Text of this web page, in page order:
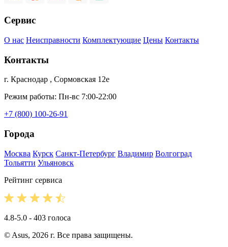
Сервис
О нас Неисправности Комплектующие Цены Контакты
Контакты
г. Краснодар , Сормовская 12е
Режим работы: Пн-вс 7:00-22:00
+7 (800) 100-26-91
Города
Москва Курск Санкт-Петербург Владимир Волгоград
Тольятти Ульяновск
Рейтинг сервиса
4.8-5.0 - 403 голоса
© Asus, 2026 г. Все права защищены.